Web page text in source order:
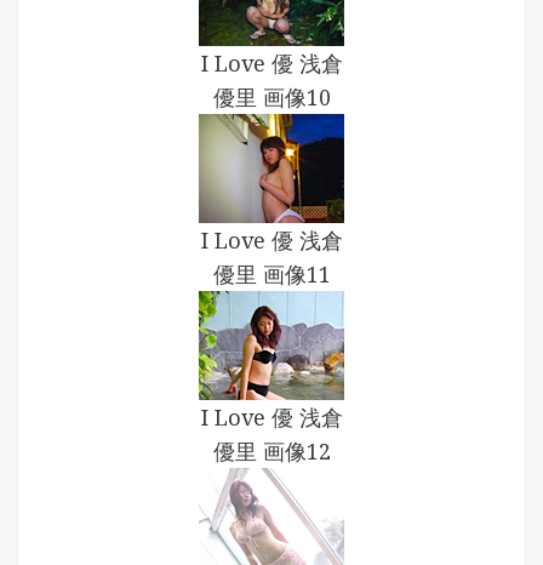
I Love 優 浅倉
優里 画像10
I Love 優 浅倉
優里 画像11
I Love 優 浅倉
優里 画像12